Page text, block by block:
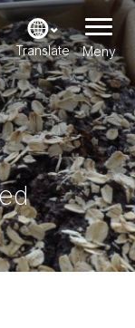
Meny
Translate